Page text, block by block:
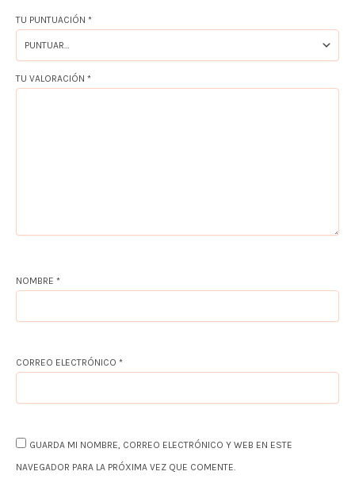
TU PUNTUACIÓN *
TU VALORACIÓN *
NOMBRE *
CORREO ELECTRÓNICO *
GUARDA MI NOMBRE, CORREO ELECTRÓNICO Y WEB EN ESTE
NAVEGADOR PARA LA PRÓXIMA VEZ QUE COMENTE.